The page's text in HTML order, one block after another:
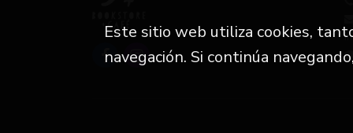
Este sitio web utiliza cookies,
navegación. Si continúa